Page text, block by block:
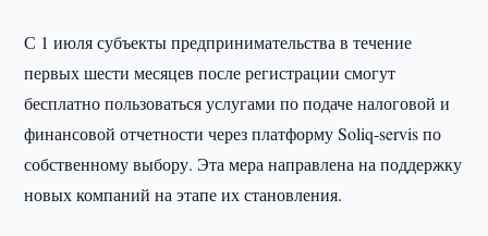
С 1 июля субъекты предпринимательства в течение
первых шести месяцев после регистрации смогут
бесплатно пользоваться услугами по подаче налоговой и
финансовой отчетности через платформу Soliq-servis по
собственному выбору. Эта мера направлена на поддержку
новых компаний на этапе их становления.